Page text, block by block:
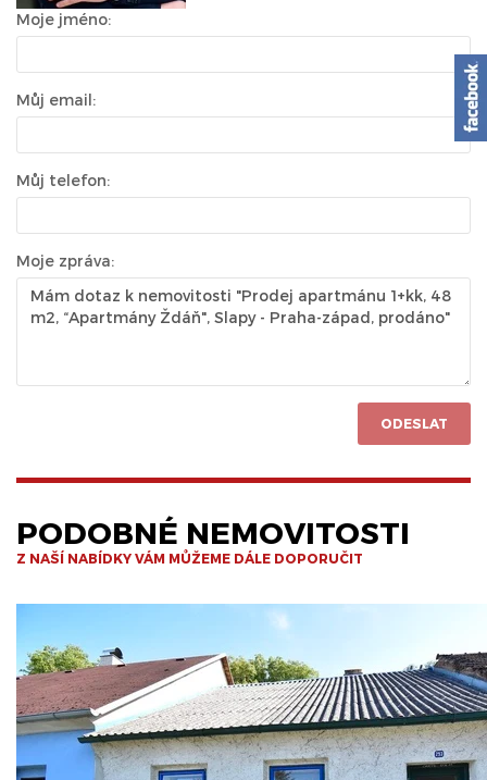
Moje jméno:
Můj email:
Můj telefon:
Moje zpráva:
ODESLAT
PODOBNÉ NEMOVITOSTI
Z NAŠÍ NABÍDKY VÁM MŮŽEME DÁLE DOPORUČIT